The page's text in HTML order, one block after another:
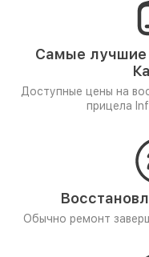
Самые лучшие
Доступные цены на
прицела
Обычно ремонт